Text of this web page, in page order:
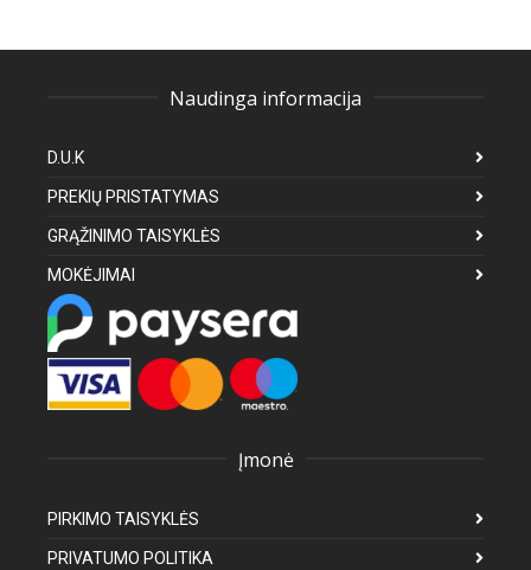
Naudinga informacija
D.U.K
PREKIŲ PRISTATYMAS
GRĄŽINIMO TAISYKLĖS
MOKĖJIMAI
Įmonė
PIRKIMO TAISYKLĖS
PRIVATUMO POLITIKA